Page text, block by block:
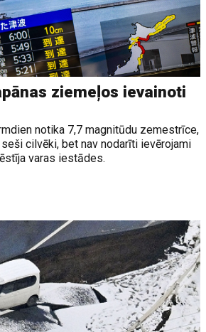
ziemeļos ievainoti
notika 7,7 magnitūdu zemestrīce,
cilvēki, bet nav nodarīti ievērojami
varas iestādes.